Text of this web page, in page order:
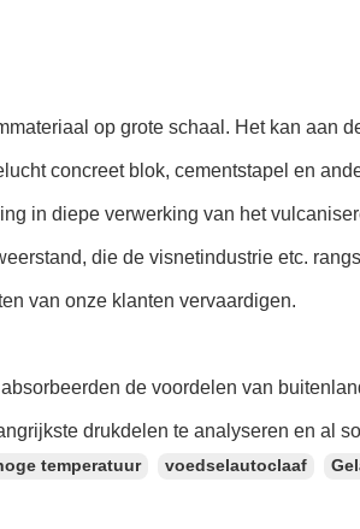
op grote schaal. Het kan aan
concreet blok, cementstapel en
in diepe verwerking van het
die de visnetindustrie etc.
van onze klanten vervaardigen.
de voordelen van
drukdelen te analyseren en al
temperatuur voedselautoclaaf